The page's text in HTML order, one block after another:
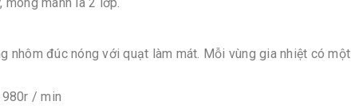
nhôm đúc nóng với quạt làm mát. Mỗi vùng gia nhiệt có một
980r / min